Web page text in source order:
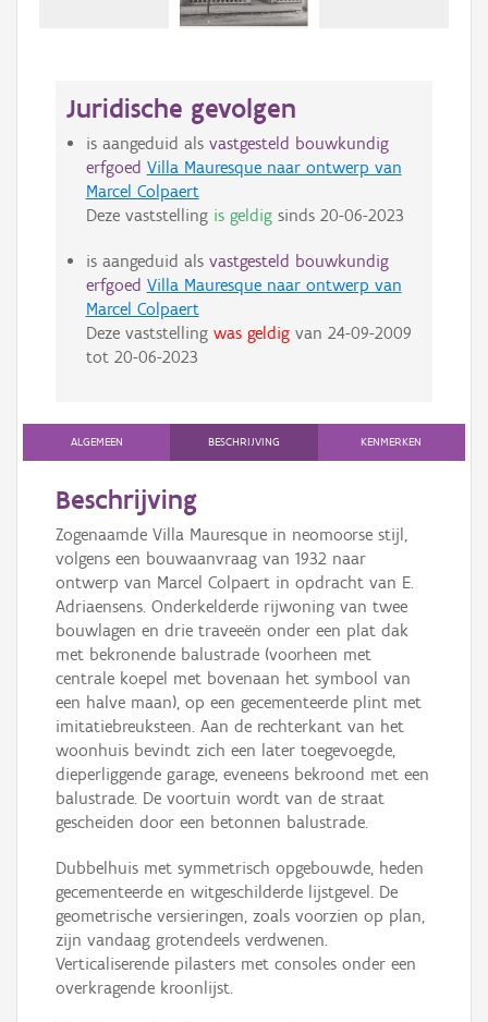
Juridische gevolgen
is aangeduid als vastgesteld bouwkundig
erfgoed Villa Mauresque naar ontwerp van
Marcel Colpaert
Deze vaststelling is geldigsinds 20-06-2023
is aangeduid als vastgesteld bouwkundig
erfgoed Villa Mauresque naar ontwerp van
Marcel Colpaert
Deze vaststelling was geldigvan 24-09-2009
tot 20-06-2023
ALGEMEEN BESCHRIJVING KENMERKEN
Beschrijving
Zogenaamde Villa Mauresque in neomoorse stijl,
volgens een bouwaanvraag van 1932 naar
ontwerp van Marcel Colpaert in opdracht van E.
Adriaensens. Onderkelderde rijwoning van twee
bouwlagen en drie traveeën onder een plat dak
met bekronende balustrade (voorheen met
centrale koepel met bovenaan het symbool van
een halve maan), op een gecementeerde plint met
imitatiebreuksteen. Aan de rechterkant van het
woonhuis bevindt zich een later toegevoegde,
dieperliggende garage, eveneens bekroond met een
balustrade. De voortuin wordt van de straat
gescheiden door een betonnen balustrade.
Dubbelhuis met symmetrisch opgebouwde, heden
gecementeerde en witgeschilderde lijstgevel. De
geometrische versieringen, zoals voorzien op plan,
zijn vandaag grotendeels verdwenen.
Verticaliserende pilasters met consoles onder een
overkragende kroonlijst.